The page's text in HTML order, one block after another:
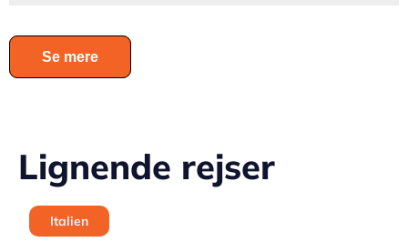
Se mere
Lignende rejser
Italien